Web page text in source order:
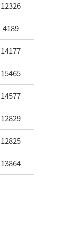
12326
4189
14177
15465
14577
12829
12825
13864